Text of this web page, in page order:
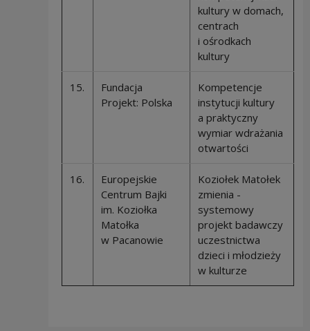
kultury w domach,
centrach
i ośrodkach
kultury
15.
Fundacja
Projekt: Polska
Kompetencje
instytucji kultury
a praktyczny
wymiar wdrażania
otwartości
16.
Europejskie
Centrum Bajki
im. Koziołka
Matołka
w Pacanowie
Koziołek Matołek
zmienia -
systemowy
projekt badawczy
uczestnictwa
dzieci i młodzieży
w kulturze